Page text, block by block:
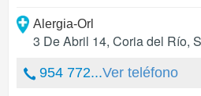
Alergia-Orl
3 De Abril 14, Coria del Río,
954 772...Ver teléfono